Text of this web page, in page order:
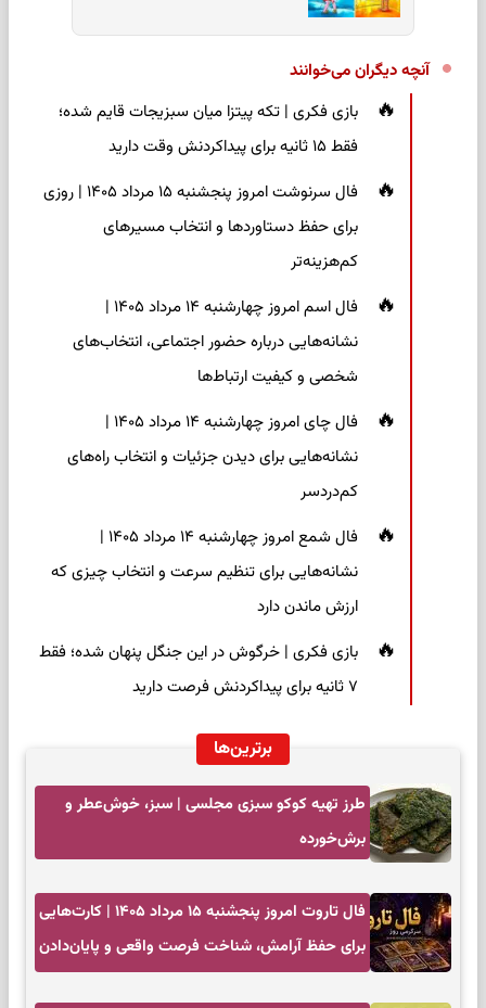
آنچه دیگران می‌خوانند
بازی فکری | تکه پیتزا میان سبزیجات قایم شده؛
فقط ۱۵ ثانیه برای پیداکردنش وقت دارید
فال سرنوشت امروز پنجشنبه ۱۵ مرداد ۱۴۰۵ | روزی
برای حفظ دستاوردها و انتخاب مسیرهای
کم‌هزینه‌تر
فال اسم امروز چهارشنبه ۱۴ مرداد ۱۴۰۵ |
نشانه‌هایی درباره حضور اجتماعی، انتخاب‌های
شخصی و کیفیت ارتباط‌ها
فال چای امروز چهارشنبه ۱۴ مرداد ۱۴۰۵ |
نشانه‌هایی برای دیدن جزئیات و انتخاب راه‌های
کم‌دردسر
فال شمع امروز چهارشنبه ۱۴ مرداد ۱۴۰۵ |
نشانه‌هایی برای تنظیم سرعت و انتخاب چیزی که
ارزش ماندن دارد
بازی فکری | خرگوش در این جنگل پنهان شده؛ فقط
۷ ثانیه برای پیداکردنش فرصت دارید
برترین‌ها
طرز تهیه کوکو سبزی مجلسی | سبز، خوش‌عطر و
برش‌خورده
فال تاروت امروز پنجشنبه ۱۵ مرداد ۱۴۰۵ | کارت‌هایی
برای حفظ آرامش، شناخت فرصت واقعی و پایان‌دادن